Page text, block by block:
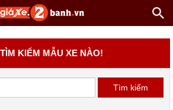
KIẾM MẪU XE NÀO!